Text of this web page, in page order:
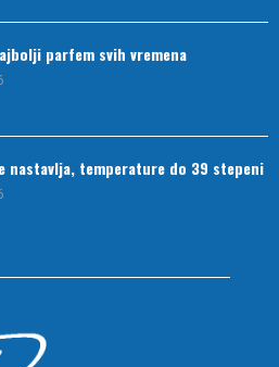
parfem svih vremena
nastavlja, temperature do 39 stepeni